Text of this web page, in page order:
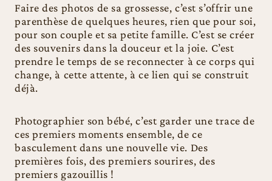
Faire des photos de sa grossesse, c’est s’offrir une
parenthèse de quelques heures, rien que pour soi,
pour son couple et sa petite famille. C’est se créer
des souvenirs dans la douceur et la joie. C’est
prendre le temps de se reconnecter à ce corps qui
change, à cette attente, à ce lien qui se construit
déjà.
Photographier son bébé, c’est garder une trace de
ces premiers moments ensemble, de ce
basculement dans une nouvelle vie. Des
premières fois, des premiers sourires, des
premiers gazouillis !